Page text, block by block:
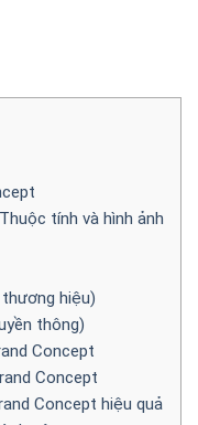
tính và hình ảnh
hiệu)
thông)
Concept
Concept
Concept hiệu quả